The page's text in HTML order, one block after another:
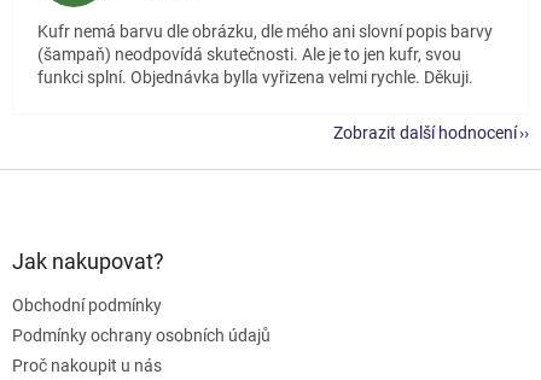
Kufr nemá barvu dle obrázku, dle mého ani slovní popis barvy
(šampaň) neodpovídá skutečnosti. Ale je to jen kufr, svou
funkci splní. Objednávka bylla vyřizena velmi rychle. Děkuji.
Zobrazit další hodnocení
Jak nakupovat?
Obchodní podmínky
Podmínky ochrany osobních údajů
Proč nakoupit u nás